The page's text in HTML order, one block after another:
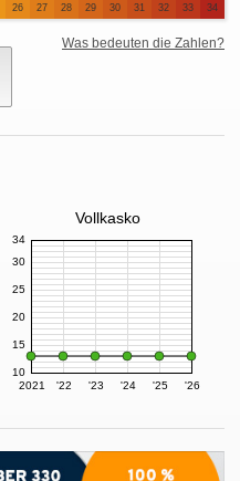
26 27 28 29 30 31 32 33 34
Was bedeuten die Zahlen?
Vollkasko
2021 '22 '23 '24 '25 '26
10
15
20
25
30
34